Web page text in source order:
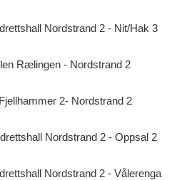
Nordstrand 2 - Nit/Hak 3
Rælingen - Nordstrand 2
2- Nordstrand 2
Nordstrand 2 - Oppsal 2
Nordstrand 2 - Vålerenga